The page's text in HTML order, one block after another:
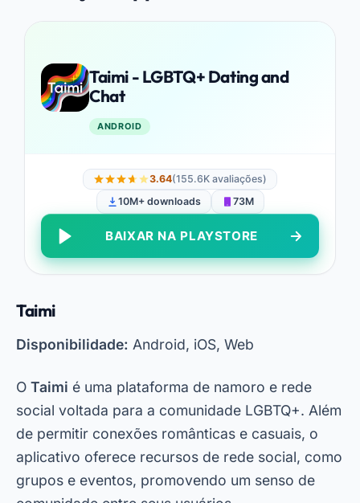
Taimi - LGBTQ+ Dating and
Chat
ANDROID
3.64(155.6K avaliações)
10M+ downloads
73M
BAIXAR NA PLAYSTORE
Taimi
Disponibilidade: Android, iOS, Web
O Taimi é uma plataforma de namoro e rede
social voltada para a comunidade LGBTQ+. Além
de permitir conexões românticas e casuais, o
aplicativo oferece recursos de rede social, como
grupos e eventos, promovendo um senso de